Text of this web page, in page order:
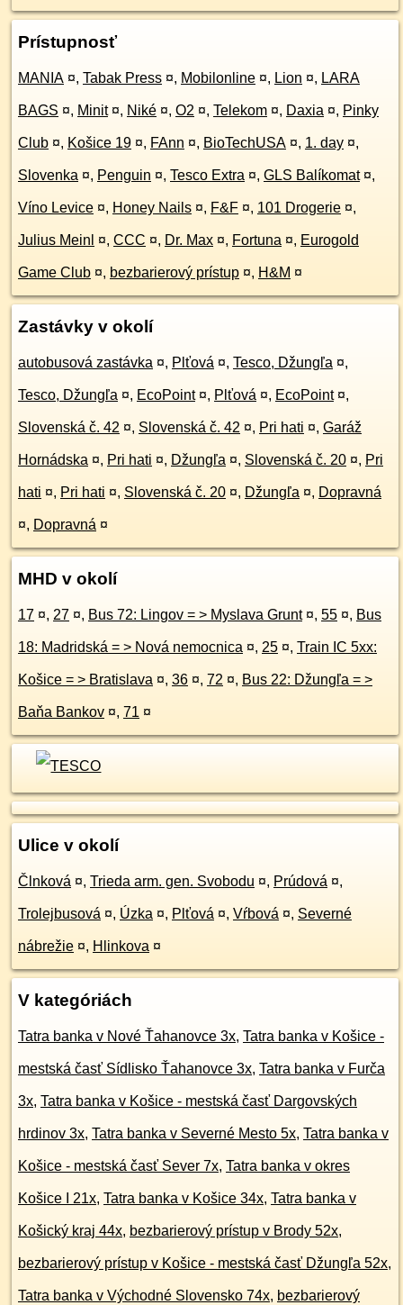
Prístupnosť
MANIA ¤, Tabak Press ¤, Mobilonline ¤, Lion ¤, LARA
BAGS ¤, Minit ¤, Niké ¤, O2 ¤, Telekom ¤, Daxia ¤, Pinky
Club ¤, Košice 19 ¤, FAnn ¤, BioTechUSA ¤, 1. day ¤,
Slovenka ¤, Penguin ¤, Tesco Extra ¤, GLS Balíkomat ¤,
Víno Levice ¤, Honey Nails ¤, F&F ¤, 101 Drogerie ¤,
Julius Meinl ¤, CCC ¤, Dr. Max ¤, Fortuna ¤, Eurogold
Game Club ¤, bezbarierový prístup ¤, H&M ¤
Zastávky v okolí
autobusová zastávka ¤, Plťová ¤, Tesco, Džungľa ¤,
Tesco, Džungľa ¤, EcoPoint ¤, Plťová ¤, EcoPoint ¤,
Slovenská č. 42 ¤, Slovenská č. 42 ¤, Pri hati ¤, Garáž
Hornádska ¤, Pri hati ¤, Džungľa ¤, Slovenská č. 20 ¤, Pri
hati ¤, Pri hati ¤, Slovenská č. 20 ¤, Džungľa ¤, Dopravná
¤, Dopravná ¤
MHD v okolí
17 ¤, 27 ¤, Bus 72: Lingov = > Myslava Grunt ¤, 55 ¤, Bus
18: Madridská = > Nová nemocnica ¤, 25 ¤, Train IC 5xx:
Košice = > Bratislava ¤, 36 ¤, 72 ¤, Bus 22: Džungľa = >
Baňa Bankov ¤, 71 ¤
Ulice v okolí
Člnková ¤, Trieda arm. gen. Svobodu ¤, Prúdová ¤,
Trolejbusová ¤, Úzka ¤, Plťová ¤, Vŕbová ¤, Severné
nábrežie ¤, Hlinkova ¤
V kategóriách
Tatra banka v Nové Ťahanovce 3x, Tatra banka v Košice -
mestská časť Sídlisko Ťahanovce 3x, Tatra banka v Furča
3x, Tatra banka v Košice - mestská časť Dargovských
hrdinov 3x, Tatra banka v Severné Mesto 5x, Tatra banka v
Košice - mestská časť Sever 7x, Tatra banka v okres
Košice I 21x, Tatra banka v Košice 34x, Tatra banka v
Košický kraj 44x, bezbarierový prístup v Brody 52x,
bezbarierový prístup v Košice - mestská časť Džungľa 52x,
Tatra banka v Východné Slovensko 74x, bezbarierový